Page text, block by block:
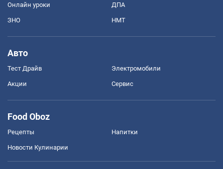
Онлайн уроки ДПА
ЗНО НМТ
Авто
Тест Драйв Электромобили
Акции Сервис
Food Oboz
Рецепты Напитки
Новости Кулинарии